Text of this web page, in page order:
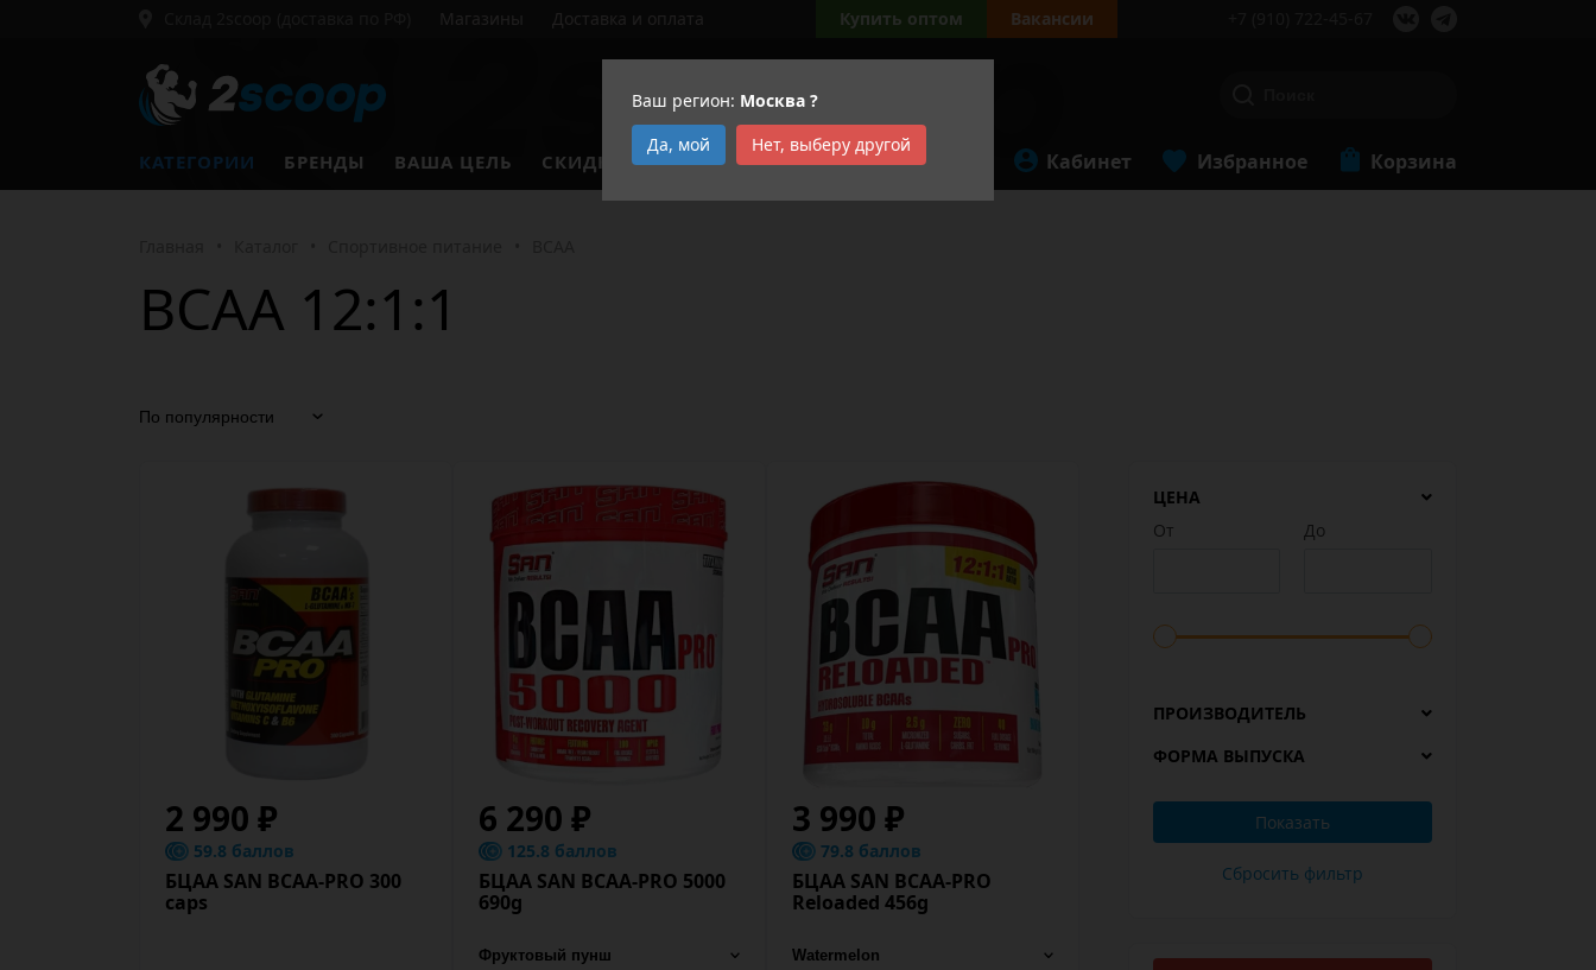
Ваш регион: Москва ?
Да, мой
Нет, выберу другой
Магазины Доставка и оплата Купить оптом Вакансии
КАТЕГОРИИ БРЕНДЫ ВАША ЦЕЛЬ СКИДКИ АКЦИИ Кабинет Избранное Корзина
BCAA 12:1:1
ЦЕНА
От
До
ПРОИЗВОДИТЕЛЬ
ФОРМА ВЫПУСКА
2 990 ₽
59.8 баллов
БЦАА SAN BCAA-PRO 300
caps
6 290 ₽
125.8 баллов
БЦАА SAN BCAA-PRO 5000
690g
3 990 ₽
79.8 баллов
БЦАА SAN BCAA-PRO
Reloaded 456g